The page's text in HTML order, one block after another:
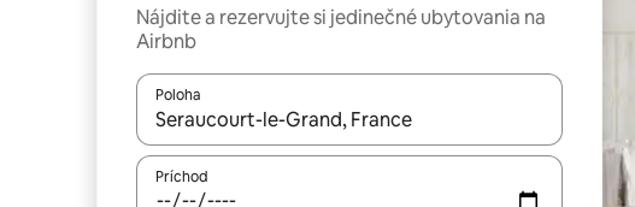
Nájdite a rezervujte si jedinečné ubytovania na
Airbnb
Poloha
Keď budú výsledky k dispozícii, môžete si ich prechádzať
Príchod